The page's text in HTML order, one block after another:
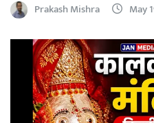
Prakash Mishra May